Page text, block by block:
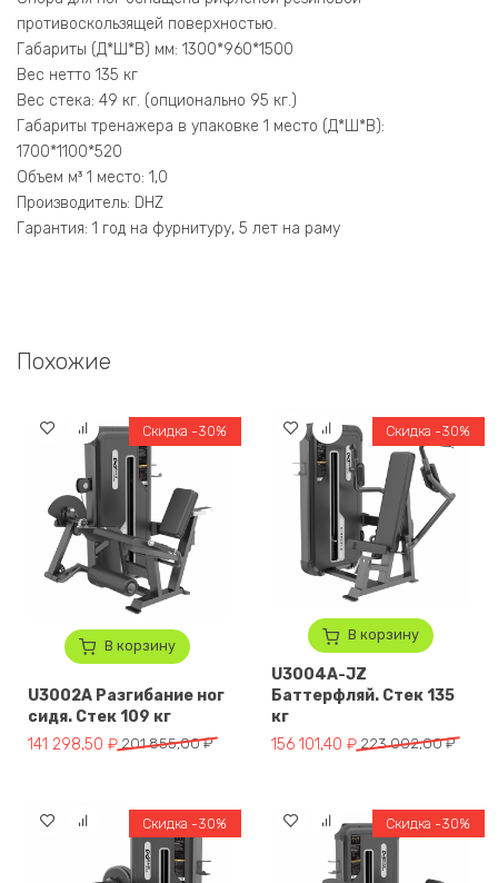
противоскользящей поверхностью.
Габариты (Д*Ш*В) мм: 1300*960*1500
Вес нетто 135 кг
Вес стека: 49 кг. (опционально 95 кг.)
Габариты тренажера в упаковке 1 место (Д*Ш*В):
1700*1100*520
Объем м³ 1 место: 1,0
Производитель: DHZ
Гарантия: 1 год на фурнитуру, 5 лет на раму
Похожие
В корзину
Скидка -30%
U3002A Разгибание ног
сидя. Стек 109 кг
201 855,00₽
Первоначальная цена составляла 201 855,00 ₽.
141 298,50 ₽
Текущая цена: 141 298,50 ₽.
В корзину
Скидка -30%
U3004A-JZ
Баттерфляй. Стек 135
кг
223 002,00₽
Первоначальная цена
156 101,40 ₽
Текущая цена: 156 101,40 ₽.
Скидка -30% Скидка -30%